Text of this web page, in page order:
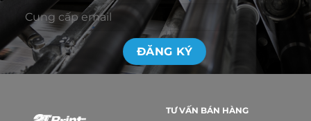
TƯ VẤN BÁN HÀNG